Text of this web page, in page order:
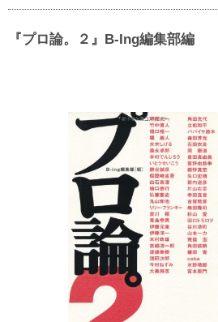
『プロ論。２』B-Ing編集部編